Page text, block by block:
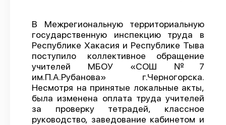
Трудовые конфликты
Отчеты
Предложить публикацию
Справочник
API
О проекте
В Межрегиональную территориальную
государственную инспекцию труда в
Республике Хакасия и Республике Тыва
поступило коллективное обращение
учителей МБОУ «СОШ №7
им.П.А.Рубанова» г.Черногорска.
Несмотря на принятые локальные акты,
была изменена оплата труда учителей
за проверку тетрадей, классное
руководство, заведование кабинетом и